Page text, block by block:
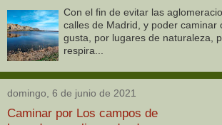
Con el fin de evitar las
calles de Madrid, y poder caminar
gusta, por lugares de naturaleza,
respira...
domingo, 6 de junio de 2021
Caminar por Los campos de